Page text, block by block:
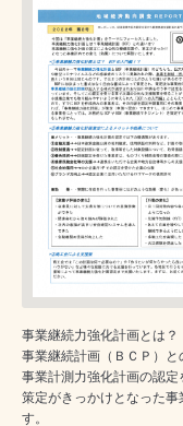
事業継続力強化計画とは？
事業継続計画（ＢＣＰ）と
事業計測力強化計画の認定
策定がきっかけとなった
す。